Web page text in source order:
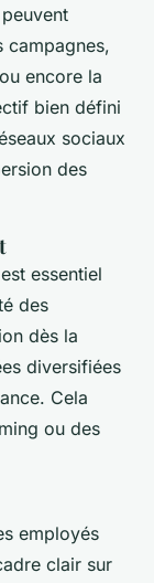
campagnes,
encore la
bien défini
sociaux
des
est essentiel
des
dès la
diversifiées
Cela
ou des
employés
clair sur